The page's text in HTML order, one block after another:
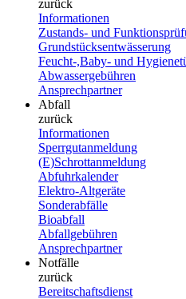
zurück
Informationen
Zustands- und
Grundstücksentwässerung
Feucht-,Baby- und
Abwassergebühren
Ansprechpartner
Abfall
zurück
Informationen
Sperrgutanmeldung
(E)Schrottanmeldung
Abfuhrkalender
Elektro-Altgeräte
Sonderabfälle
Bioabfall
Abfallgebühren
Ansprechpartner
Notfälle
zurück
Bereitschaftsdienst